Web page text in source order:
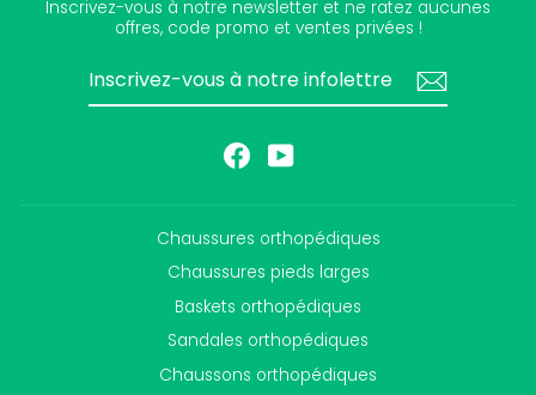
Inscrivez-vous à notre newsletter et ne ratez aucunes
offres, code promo et ventes privées !
FacebookYouTube
Chaussures orthopédiques
Chaussures pieds larges
Baskets orthopédiques
Sandales orthopédiques
Chaussons orthopédiques